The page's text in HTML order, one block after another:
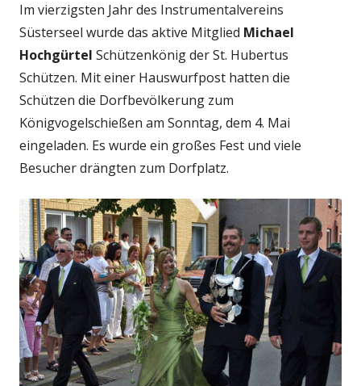
Im vierzigsten Jahr des Instrumentalvereins
Süsterseel wurde das aktive Mitglied Michael
Hochgürtel Schützenkönig der St. Hubertus
Schützen. Mit einer Hauswurfpost hatten die
Schützen die Dorfbevölkerung zum
Königvogelschießen am Sonntag, dem 4. Mai
eingeladen. Es wurde ein großes Fest und viele
Besucher drängten zum Dorfplatz.